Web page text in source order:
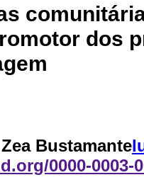
dos
Bustamante
0000-0003-